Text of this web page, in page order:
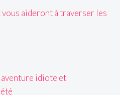
aideront à traverser les
aventure idiote et